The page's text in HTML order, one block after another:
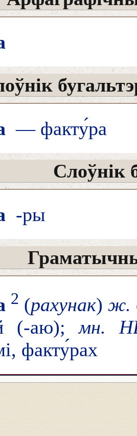
— факту́ра
Слоўнік
-ры
2 (рахунак) ж.
(-аю);мн.
факту́рах